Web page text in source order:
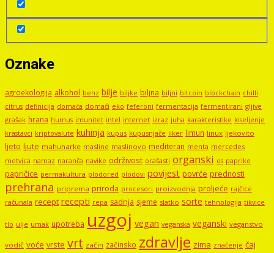
Oznake
agroekologija alkohol benz bilje biljke biljna biljni bitcoin blockchain chilli
citrus definicija domaća domaći eko feferoni fermentacija fermentirani gljive
grašak hrana humus imunitet intel internet izraz juha karakteristike kiseljenje
krastavci kriptovalute kuhinja kupus kupusnjače liker limun linux ljekovito
ljeto ljute mahunarke masline maslinovo mediteran menta mercedes
metvica namaz naranča navike održivost orašasti organski os paprike
papričice permakultura plodored plodovi povijest povrće prednosti
prehrana priprema priroda procesori proizvodnja proljeće rajčice
računala recept recepti repa sadnja sjeme slatko sorte tehnologija tikvice
tlo ulje umak upotreba uzgoj vegan veganska veganski veganstvo
vodič voće vrste vrt začin začinsko zdravlje zima značenje čaj